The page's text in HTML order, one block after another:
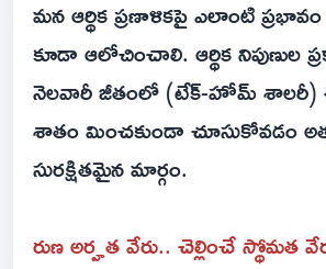
మన ఆర్థిక ప్రణాళికపై ఎలాంటి
కూడా ఆలోచించాలి. ఆర్థిక నిపుణుల
నెలవారీ జీతంలో (టేక్-హోమ్ శాలరీ)
శాతం మించకుండా చూసుకోవడం
సురక్షితమైన మార్గం.
రుణ అర్హత వేరు.. చెల్లించే స్థోమత